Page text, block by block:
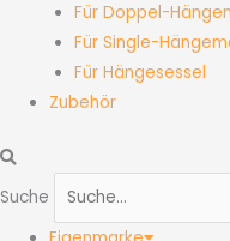
Für Doppel-
Für Single-
Für Hängesessel
Zubehör
Suche